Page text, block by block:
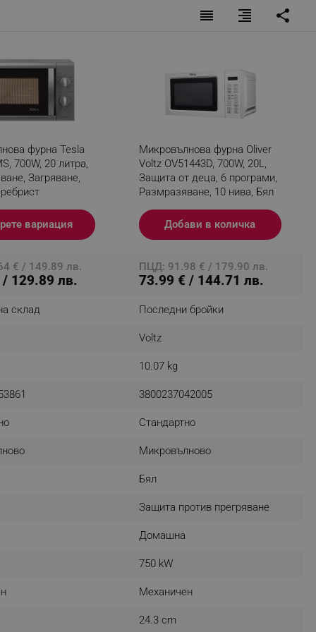
КОРИЧКА
отвън, но сочна отвътре! Новата функция за
отвори изцяло нов свят на вкус.
reorder format_align_right share
фурна Tesla
700W, 20 литра,
Загряване,
вариация
Микровълнова фурна Oliver
Voltz OV51443D, 700W, 20L,
Защита от деца, 6 програми,
Размразяване, 10 нива, Бял
Добави в количка
€ / 149.89 лв.
129.89 лв.
ПЦД: 91.98 € / 179.90 лв.
73.99 € / 144.71 лв.
склад Последни бройки
Voltz
10.07 kg
3800237042005
Стандартно
Микровълново
Бял
Защита против прегряване
Домашна
750 kW
Механичен
24.3 cm
visitors. The lifetime
visitor sessions
is asked for web push
disabled tracking,
cookies and local
specific data for
specific data for
stored to be sent
which is cancelled
to Segmentify servers
visitor installed